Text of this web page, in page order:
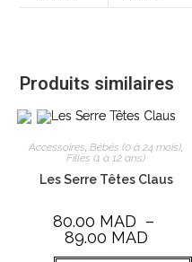
Produits similaires
Accessoires,Bébés (0 à 24 mois),
Filles (1 à 12 ans)
Les Serre Têtes Claus
80.00 MAD –
89.00 MAD